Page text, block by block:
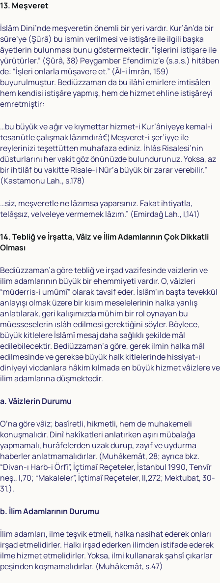
13. Meşveret
İslâm Dini’nde meşveretin önemli bir yeri vardır. Kur’ân’da bir
sûre’ye (Şûrâ) bu ismin verilmesi ve istişâre ile ilgili başka
âyetlerin bulunması bunu göstermektedir. “İşlerini istişare ile
yürütürler.” (Şûrâ, 38) Peygamber Efendimiz’e (s.a.s.) hitâben
de: “İşleri onlarla müşavere et.” (Âl-i İmrân, 159)
buyurulmuştur. Bediüzzaman da bu ilâhî emirlere imtisâlen
hem kendisi istişâre yapmış, hem de hizmet ehline istişâreyi
emretmiştir:
…bu büyük ve ağır ve kıymettar hizmet-i Kur’âniyeye kemal-i
tesanütle çalışmak lâzımdırâ€¦ Meşveret-i şer’iyye ile
reylerinizi teşettütten muhafaza ediniz. İhlâs Risalesi’nin
düsturlarını her vakit göz önünüzde bulundurunuz. Yoksa, az
bir ihtilâf bu vakitte Risale-i Nûr’a büyük bir zarar verebilir.”
(Kastamonu Lah., s.178)
…siz, meşveretle ne lâzımsa yaparsınız. Fakat ihtiyatla,
telâşsız, velveleye vermemek lâzım.” (Emirdağ Lah., I,141)
14. Tebliğ ve İrşatta, Vâiz ve İlim Adamlarının Çok Dikkatli
Olması
Bediüzzaman’a göre tebliğ ve irşad vazifesinde vaizlerin ve
ilim adamlarının büyük bir ehemmiyeti vardır. O, vâizleri
“müderris-i umûmî” olarak tavsif eder. İslâm’ın başta tevekkül
anlayışı olmak üzere bir kısım meselelerinin halka yanlış
anlatılarak, geri kalışımızda mühim bir rol oynayan bu
müesseselerin ıslâh edilmesi gerektiğini söyler. Böylece,
büyük kitlelere İslâmî mesaj daha sağlıklı şekilde mâl
edilebilecektir. Bediüzzaman’a göre, gerek ilmin halka mâl
edilmesinde ve gerekse büyük halk kitlelerinde hissiyat-ı
diniyeyi vicdanlara hâkim kılmada en büyük hizmet vâizlere ve
ilim adamlarına düşmektedir.
a. Vâizlerin Durumu
O’na göre vâiz; basîretli, hikmetli, hem de muhakemeli
konuşmalıdır. Dinî hakîkatleri anlatırken aşırı mübalağa
yapmamalı, hurâfelerden uzak durup, zayıf ve uydurma
haberler anlatmamalıdırlar. (Muhâkemât, 28; ayrıca bkz.
“Divan-ı Harb-i Örfî”, İçtimaî Reçeteler, İstanbul 1990, Tenvîr
neş., I,70; “Makaleler”, İçtimaî Reçeteler, II,272; Mektubat, 30-
31.).
b. İlim Adamlarının Durumu
İlim adamları, ilme teşvik etmeli, halka nasihat ederek onları
irşad etmelidirler. Halkı irşad ederken ilimden istifade ederek
ilme hizmet etmelidirler. Yoksa, ilmi kullanarak şahsî çıkarlar
peşinden koşmamalıdırlar. (Muhâkemât, s.47)